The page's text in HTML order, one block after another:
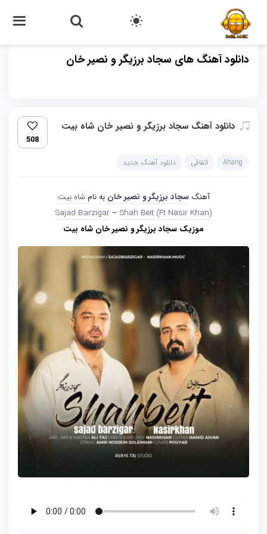
دانلود آهنگ های سجاد برزیگر و نصیر خان
دانلود آهنگ سجاد برزیگر و نصیر خان شاه بیت
508
Ahang اتفاقی دانلود آهنگ جدید
آهنگسجاد برزیگر و نصیر خان به نام شاه بیت
Sajad Barzigar – Shah Beit (Ft Nasir Khan)
موزیک سجاد برزیگر و نصیر خان شاه بیت